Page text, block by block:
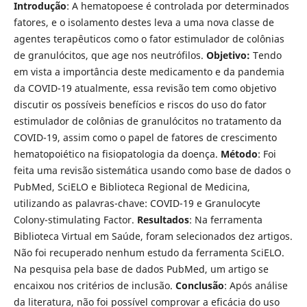
Introdução: A hematopoese é controlada por determinados
fatores, e o isolamento destes leva a uma nova classe de
agentes terapêuticos como o fator estimulador de colônias
de granulócitos, que age nos neutrófilos. Objetivo: Tendo
em vista a importância deste medicamento e da pandemia
da COVID-19 atualmente, essa revisão tem como objetivo
discutir os possíveis benefícios e riscos do uso do fator
estimulador de colônias de granulócitos no tratamento da
COVID-19, assim como o papel de fatores de crescimento
hematopoiético na fisiopatologia da doença. Método: Foi
feita uma revisão sistemática usando como base de dados o
PubMed, SciELO e Biblioteca Regional de Medicina,
utilizando as palavras-chave: COVID-19 e Granulocyte
Colony-stimulating Factor. Resultados: Na ferramenta
Biblioteca Virtual em Saúde, foram selecionados dez artigos.
Não foi recuperado nenhum estudo da ferramenta SciELO.
Na pesquisa pela base de dados PubMed, um artigo se
encaixou nos critérios de inclusão. Conclusão: Após análise
da literatura, não foi possível comprovar a eficácia do uso